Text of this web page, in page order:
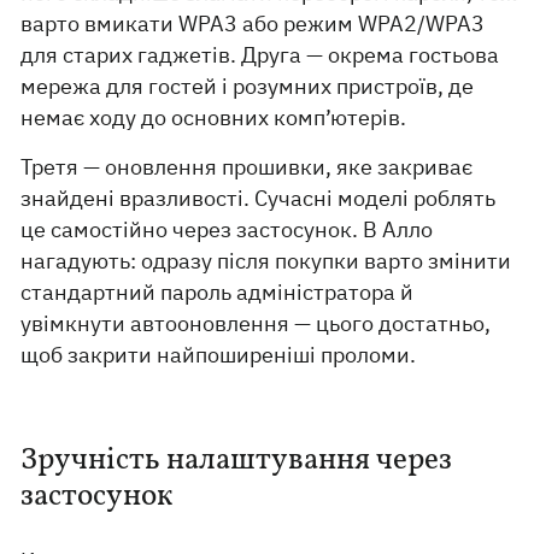
варто вмикати WPA3 або режим WPA2/WPA3
для старих гаджетів. Друга — окрема гостьова
мережа для гостей і розумних пристроїв, де
немає ходу до основних комп’ютерів.
Третя — оновлення прошивки, яке закриває
знайдені вразливості. Сучасні моделі роблять
це самостійно через застосунок. В Алло
нагадують: одразу після покупки варто змінити
стандартний пароль адміністратора й
увімкнути автооновлення — цього достатньо,
щоб закрити найпоширеніші проломи.
Зручність налаштування через
застосунок